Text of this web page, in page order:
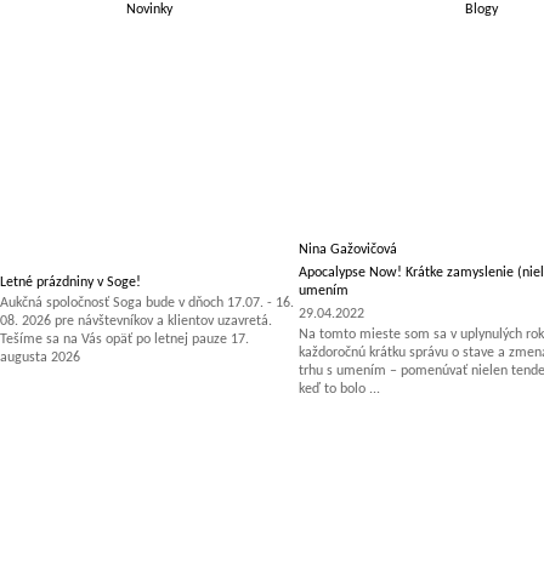
Novinky Blogy
Letné prázdniny v Soge!
Aukčná spoločnosť Soga bude v dňoch 17.07. - 16.
08. 2026 pre návštevníkov a klientov uzavretá.
Tešíme sa na Vás opäť po letnej pauze 17.
augusta 2026
Nina Gažovičová
Apocalypse Now! Krátke zamyslenie
umením
29.04.2022
Na tomto mieste som sa v uplynulých
každoročnú krátku správu o stave a
trhu s umením – pomenúvať nielen
keď to bolo ...